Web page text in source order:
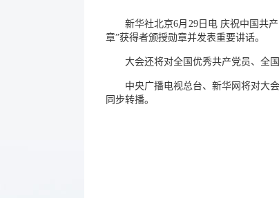
新华社北京6月29日电 庆祝中国共
章”获得者颁授勋章并发表重要讲话。
大会还将对全国优秀共产党员、全
中央广播电视总台、新华网将对大
同步转播。